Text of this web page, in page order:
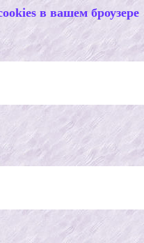
в вашем броузере